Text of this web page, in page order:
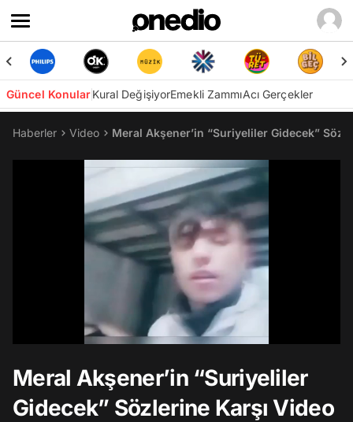
Güncel KonularKural DeğişiyorEmekli ZammıAcı Gerçekler
Haberler Video Meral Akşener’in “Suriyeliler Gidecek”
Meral Akşener’in “Suriyeliler
Gidecek” Sözlerine Karşı Video